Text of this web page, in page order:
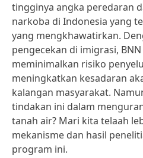
tingginya angka peredaran
narkoba di Indonesia yang
yang mengkhawatirkan.
pengecekan di imigrasi,
meminimalkan risiko
meningkatkan kesadaran
kalangan masyarakat.
tindakan ini dalam
tanah air? Mari kita telaah
mekanisme dan hasil
program ini.